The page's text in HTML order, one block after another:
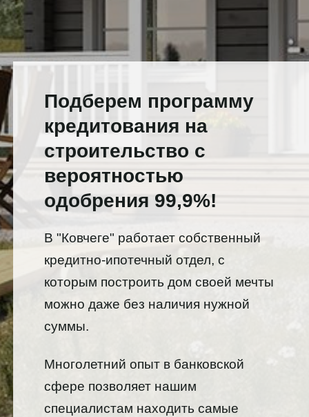
Подберем программу
кредитования на
строительство с
вероятностью
одобрения 99,9%!
В "Ковчеге" работает собственный
кредитно-ипотечный отдел, с
которым построить дом своей мечты
можно даже без наличия нужной
суммы.
Многолетний опыт в банковской
сфере позволяет нашим
специалистам находить самые